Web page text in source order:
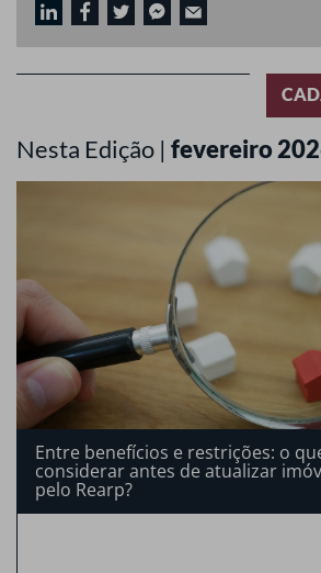
Nesta Edição | fevereiro
Entre benefícios e restrições: o
considerar antes de atualizar
pelo Rearp?